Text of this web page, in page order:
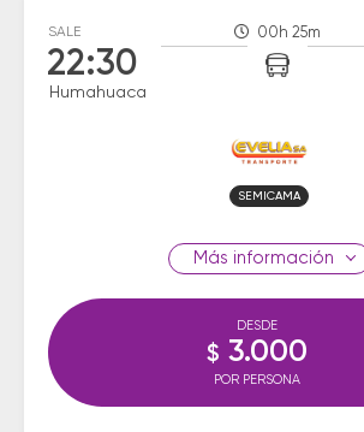
SALE
22:30
Humahuaca
00h 25m
SEMICAMA
información
DESDE
$ 3.000
POR PERSONA